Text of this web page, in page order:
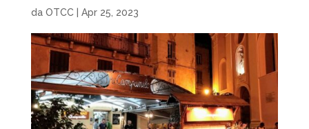
da OTCC| Apr 25, 2023